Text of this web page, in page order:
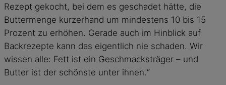
Rezept gekocht, bei dem es geschadet hätte, die
Buttermenge kurzerhand um mindestens 10 bis 15
Prozent zu erhöhen. Gerade auch im Hinblick auf
Backrezepte kann das eigentlich nie schaden. Wir
wissen alle: Fett ist ein Geschmacksträger – und
Butter ist der schönste unter ihnen.“